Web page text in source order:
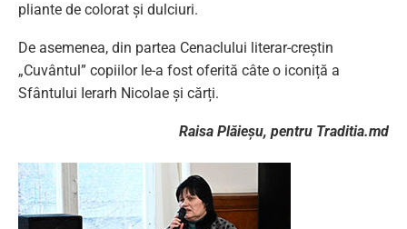
pliante de colorat și dulciuri.
De asemenea, din partea Cenaclului literar-creștin
„Cuvântul” copiilor le-a fost oferită câte o iconiță a
Sfântului Ierarh Nicolae și cărți.
Raisa Plăieșu, pentru Traditia.md